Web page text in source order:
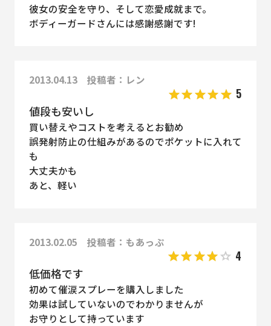
彼女の安全を守り、そして恋愛成就まで。
ボディーガードさんには感謝感謝です!
2013.04.13 投稿者：レン
5
値段も安いし
買い替えやコストを考えるとお勧め
誤発射防止の仕組みがあるのでポケットに入れて
も
大丈夫かも
あと、軽い
2013.02.05 投稿者：もあっぷ
4
低価格です
初めて催涙スプレーを購入しました
効果は試していないのでわかりませんが
お守りとして持っています